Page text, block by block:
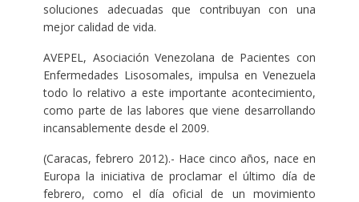
soluciones adecuadas que contribuyan con una
mejor calidad de vida.
AVEPEL, Asociación Venezolana de Pacientes con
Enfermedades Lisosomales, impulsa en Venezuela
todo lo relativo a este importante acontecimiento,
como parte de las labores que viene desarrollando
incansablemente desde el 2009.
(Caracas, febrero 2012).- Hace cinco años, nace en
Europa la iniciativa de proclamar el último día de
febrero, como el día oficial de un movimiento